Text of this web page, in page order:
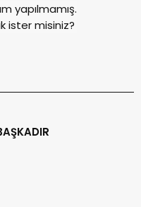
yapılmamış.
ister misiniz?